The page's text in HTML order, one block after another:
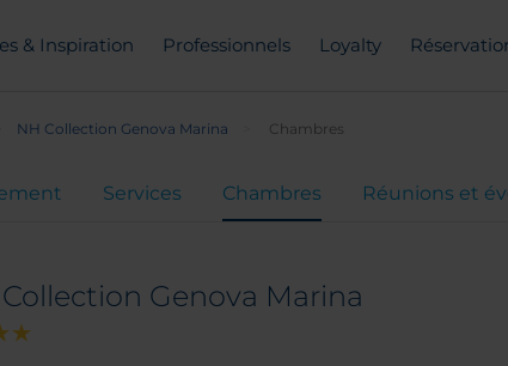
& Inspiration Professionnels Loyalty
NH Collection Genova Marina Chambres
Services Chambres Réunions et
Genova Marina